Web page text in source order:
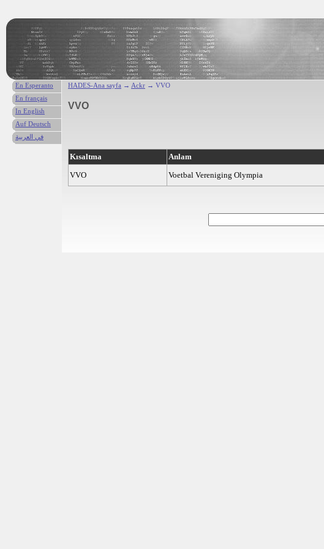
HADES-Ana sayfa → Ackr → VVO
VVO
Kısaltma Anlam
VVO
Voetbal Vereniging Olympia
En Esperanto
En français
In English
Auf Deutsch
في العربية